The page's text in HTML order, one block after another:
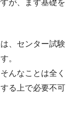
、センター試験
。
んなことは全く
る上で必要不可